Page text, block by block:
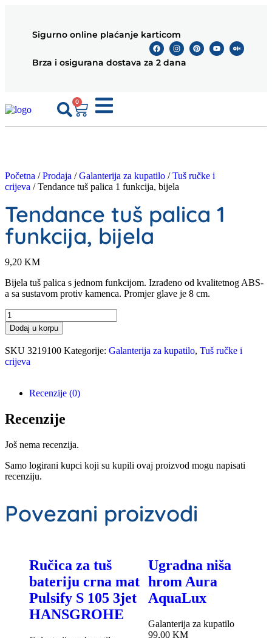
Sigurno online plaćanje karticom
Brza i osigurana dostava za 2 dana
0
Početna /Prodaja /Galanterija za kupatilo /Tuš ručke i
crijeva / Tendance tuš palica 1 funkcija, bijela
Tendance tuš palica 1
funkcija, bijela
9,20 KM
Bijela tuš palica s jednom funkcijom. Izrađeno od kvalitetnog ABS-
a sa sustavom protiv kamenca. Promjer glave je 8 cm.
Dodaj u korpu
SKU 3219100 Kategorije: Galanterija za kupatilo, Tuš ručke i
crijeva
Recenzije (0)
Recenzije
Još nema recenzija.
Samo logirani kupci koji su kupili ovaj proizvod mogu napisati
recenziju.
Povezani proizvodi
Ručica za tuš
bateriju crna mat
Pulsify S 105 3jet
HANSGROHE
Ugradna niša
hrom Aura
AquaLux
Galanterija za kupatilo
99,00 KM